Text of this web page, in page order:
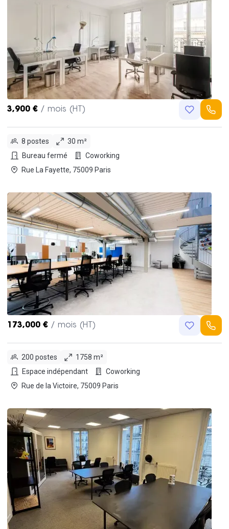
3,900 € / mois (HT)
8 postes
30 m²
Bureau fermé
Coworking
Rue La Fayette, 75009 Paris
173,000 € / mois (HT)
200 postes
1758 m²
Espace indépendant
Coworking
Rue de la Victoire, 75009 Paris